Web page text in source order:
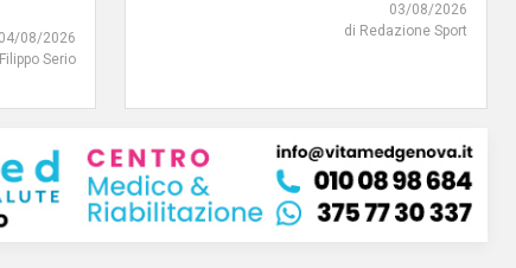
04/08/2026
Serio
03/08/2026
di Redazione Sport